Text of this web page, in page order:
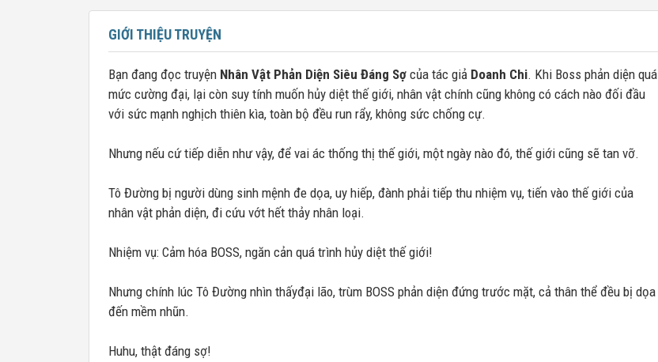
GIỚI THIỆU TRUYỆN
Bạn đang đọc truyện Nhân Vật Phản Diện Siêu Đáng Sợ của tác giả Doanh Chi. Khi Boss phản diện quá
mức cường đại, lại còn suy tính muốn hủy diệt thế giới, nhân vật chính cũng không có cách nào đối đầu
với sức mạnh nghịch thiên kìa, toàn bộ đều run rẩy, không sức chống cự.
Nhưng nếu cứ tiếp diễn như vậy, để vai ác thống thị thế giới, một ngày nào đó, thế giới cũng sẽ tan vỡ.
Tô Đường bị người dùng sinh mệnh đe dọa, uy hiếp, đành phải tiếp thu nhiệm vụ, tiến vào thế giới của
nhân vật phản diện, đi cứu vớt hết thảy nhân loại.
Nhiệm vụ: Cảm hóa BOSS, ngăn cản quá trình hủy diệt thế giới!
Nhưng chính lúc Tô Đường nhìn thấyđại lão, trùm BOSS phản diện đứng trước mặt, cả thân thể đều bị dọa
đến mềm nhũn.
Huhu, thật đáng sợ!